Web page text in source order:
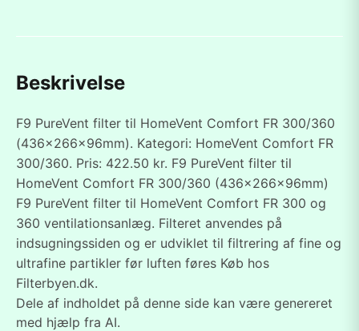
Beskrivelse
F9 PureVent filter til HomeVent Comfort FR 300/360
(436x266x96mm). Kategori: HomeVent Comfort FR
300/360. Pris: 422.50 kr. F9 PureVent filter til
HomeVent Comfort FR 300/360 (436x266x96mm)
F9 PureVent filter til HomeVent Comfort FR 300 og
360 ventilationsanlæg. Filteret anvendes på
indsugningssiden og er udviklet til filtrering af fine og
ultrafine partikler før luften føres Køb hos
Filterbyen.dk.
Dele af indholdet på denne side kan være genereret
med hjælp fra AI.